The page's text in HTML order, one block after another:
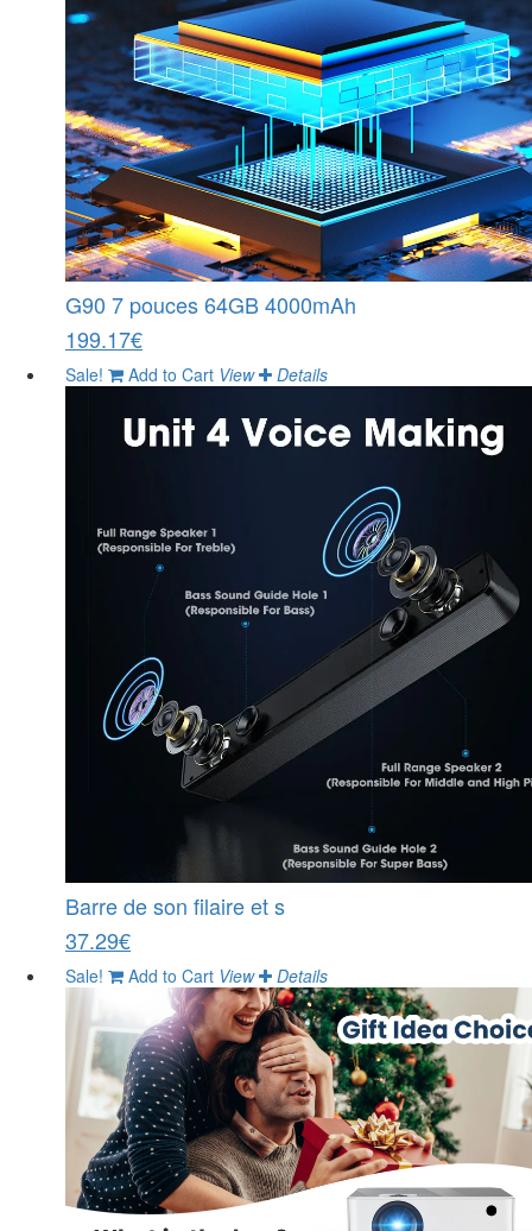
G90 7 pouces 64GB 4000mAh
199.17€
Sale! Add to Cart View Details
Barre de son filaire et s
37.29€
Sale! Add to Cart View Details